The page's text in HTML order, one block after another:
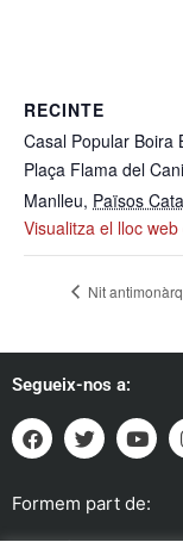
RECINTE
Casal Popular Boira
Plaça Flama del
Manlleu, Països
Visualitza el lloc
Nit
Segueix-nos a:
Formem part de: